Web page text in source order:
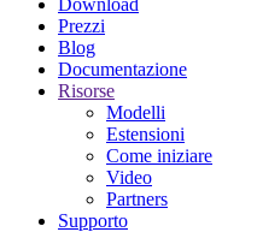
Prezzi
Blog
Documentazione
Risorse
Modelli
Estensioni
Come iniziare
Video
Partners
Supporto